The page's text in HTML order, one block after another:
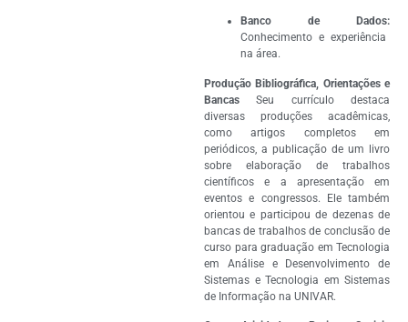
Banco de Dados:
Conhecimento e experiência
na área.
Produção Bibliográfica, Orientações e
Bancas Seu currículo destaca
diversas produções acadêmicas,
como artigos completos em
periódicos, a publicação de um livro
sobre elaboração de trabalhos
científicos e a apresentação em
eventos e congressos. Ele também
orientou e participou de dezenas de
bancas de trabalhos de conclusão de
curso para graduação em Tecnologia
em Análise e Desenvolvimento de
Sistemas e Tecnologia em Sistemas
de Informação na UNIVAR.